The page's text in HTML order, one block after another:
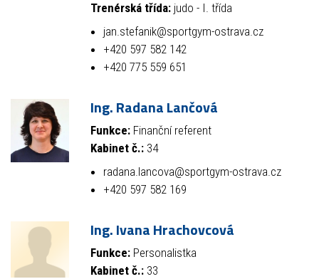
Trenérská třída: judo - I. třída
jan.stefanik@sportgym-ostrava.cz
+420 597 582 142
+420 775 559 651
Ing. Radana Lančová
Funkce: Finanční referent
Kabinet č.: 34
radana.lancova@sportgym-ostrava.cz
+420 597 582 169
Ing. Ivana Hrachovcová
Funkce: Personalistka
Kabinet č.: 33